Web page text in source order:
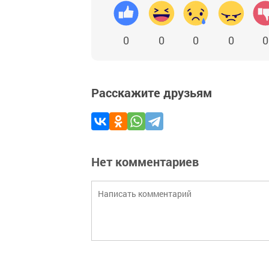
0 0 0 0 0
Расскажите друзьям
Нет комментариев